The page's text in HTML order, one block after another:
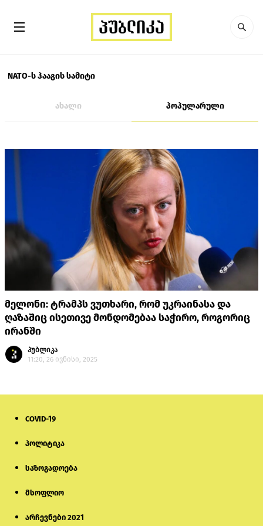
NATO-ს ჰააგის სამიტი
ახალი პოპულარული
მელონი: ტრამპს ვუთხარი, რომ უკრაინასა და
ღაზაშიც ისეთივე მონდომებაა საჭირო, როგორიც
ირანში
პუბლიკა
11:20, 26 ივნისი, 2025
COVID-19
პოლიტიკა
საზოგადოება
მსოფლიო
არჩევნები 2021